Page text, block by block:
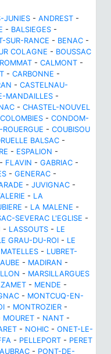
JUNIES - ANDREST -
- BALSIEGES -
SUR-RANCE - BENAC -
COLAGNE - BOUSSAC
- CALMONT -
- CARBONNE -
- CASTELNAU-
MANDAILLES -
- CHASTEL-NOUVEL
COLOMBIES - CONDOM-
- COUBISOU
BALSAC -
- ESPALION -
- FLAVIN - GABRIAC -
- GENERAC -
- JUVIGNAC -
- LA
- LA MALENE -
SEVERAC L'EGLISE -
- LASSOUTS - LE
GRAU-DU-ROI - LE
- LUBRET-
- MADIRAN -
- MARSILLARGUES
- MENDE -
- MONTCUQ-EN-
- MONTROZIER -
MOURET - NANT -
- NOHIC - ONET-LE-
- PELLEPORT - PERET
- PONT-DE-